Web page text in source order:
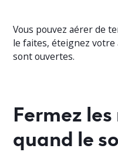
Vous pouvez aérer de
le faites, éteignez
sont ouvertes.
Fermez
quand le